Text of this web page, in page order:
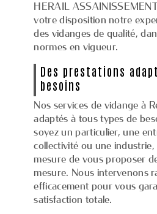
HERAIL
votre disposition notre
des vidanges de qualité,
normes en vigueur.
Des prestations
besoins
Nos services de vidange à
adaptés à tous types de
soyez un particulier, une
collectivité ou une industrie,
mesure de vous proposer
mesure. Nous intervenons
efficacement pour vous
satisfaction totale.